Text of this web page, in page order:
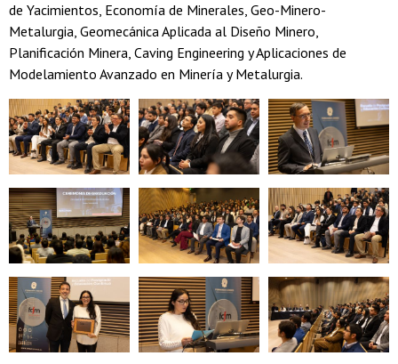
de Yacimientos, Economía de Minerales, Geo-Minero-
Metalurgia, Geomecánica Aplicada al Diseño Minero,
Planificación Minera, Caving Engineering y Aplicaciones de
Modelamiento Avanzado en Minería y Metalurgia.
Zoom
Zoom Zoom
Zoom Zoom Zoom
Zoom Zoom Zoom